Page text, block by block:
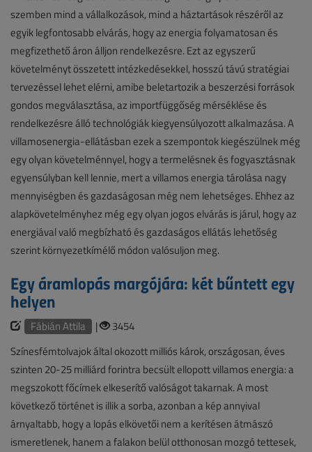
szemben mind a vállalkozások, mind a háztartások részéről az
egyik legfontosabb elvárás, hogy az energia folyamatosan és
megfizethető áron álljon rendelkezésre. Ezt az egyszerű
követelményt összetett intézkedésekkel, hosszú távú stratégiai
tervezéssel lehet elérni, amibe beletartozik a beszerzési források
gondos megválasztása, az importfüggőség mérséklése és
rendelkezésre álló technológiák kiegyensúlyozott alkalmazása. A
villamosenergia-ellátásban ezek a szempontok kiegészülnek még
egy olyan követelménnyel, hogy a termelésnek és fogyasztásnak
egyensúlyban kell lennie, mert a villamos energia tárolása nagy
mennyiségben és gazdaságosan még nem lehetséges. Ehhez az
alapkövetelményhez még egy olyan jogos elvárás is járul, hogy az
energiával való megbízható és gazdaságos ellátás lehetőség
szerint környezetkímélő módon valósuljon meg.
Egy áramlopás margójára: két bűntett egy
helyen
Fábián Attila |
3454
Színesfémtolvajok által okozott milliós károk, országosan, éves
szinten 20-25 milliárd forintra becsült ellopott villamos energia: a
megszokott főcímek elkeserítő valóságot takarnak. A most
következő történet is illik a sorba, azonban a kép annyival
árnyaltabb, hogy a lopás elkövetői nem a kerítésen átmászó
ismeretlenek, hanem a falakon belül otthonosan mozgó tettesek,